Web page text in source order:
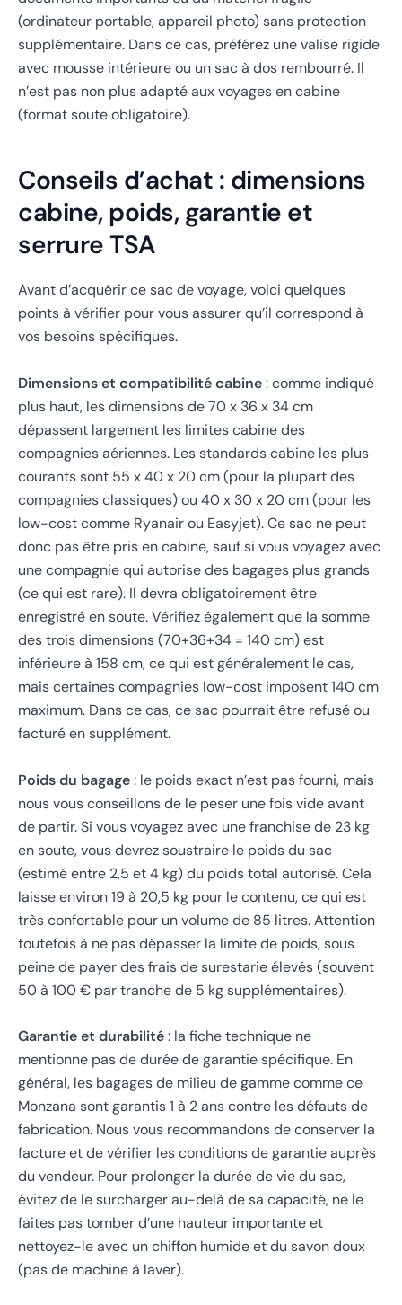
(ordinateur portable, appareil photo) sans protection
supplémentaire. Dans ce cas, préférez une valise rigide
avec mousse intérieure ou un sac à dos rembourré. Il
n’est pas non plus adapté aux voyages en cabine
(format soute obligatoire).
Conseils d’achat : dimensions
cabine, poids, garantie et
serrure TSA
Avant d’acquérir ce sac de voyage, voici quelques
points à vérifier pour vous assurer qu’il correspond à
vos besoins spécifiques.
Dimensions et compatibilité cabine: comme indiqué
plus haut, les dimensions de 70 x 36 x 34 cm
dépassent largement les limites cabine des
compagnies aériennes. Les standards cabine les plus
courants sont 55 x 40 x 20 cm (pour la plupart des
compagnies classiques) ou 40 x 30 x 20 cm (pour les
low-cost comme Ryanair ou Easyjet). Ce sac ne peut
donc pas être pris en cabine, sauf si vous voyagez avec
une compagnie qui autorise des bagages plus grands
(ce qui est rare). Il devra obligatoirement être
enregistré en soute. Vérifiez également que la somme
des trois dimensions (70+36+34 = 140 cm) est
inférieure à 158 cm, ce qui est généralement le cas,
mais certaines compagnies low-cost imposent 140 cm
maximum. Dans ce cas, ce sac pourrait être refusé ou
facturé en supplément.
Poids du bagage: le poids exact n’est pas fourni, mais
nous vous conseillons de le peser une fois vide avant
de partir. Si vous voyagez avec une franchise de 23 kg
en soute, vous devrez soustraire le poids du sac
(estimé entre 2,5 et 4 kg) du poids total autorisé. Cela
laisse environ 19 à 20,5 kg pour le contenu, ce qui est
très confortable pour un volume de 85 litres. Attention
toutefois à ne pas dépasser la limite de poids, sous
peine de payer des frais de surestarie élevés (souvent
50 à 100 € par tranche de 5 kg supplémentaires).
Garantie et durabilité: la fiche technique ne
mentionne pas de durée de garantie spécifique. En
général, les bagages de milieu de gamme comme ce
Monzana sont garantis 1 à 2 ans contre les défauts de
fabrication. Nous vous recommandons de conserver la
facture et de vérifier les conditions de garantie auprès
du vendeur. Pour prolonger la durée de vie du sac,
évitez de le surcharger au-delà de sa capacité, ne le
faites pas tomber d’une hauteur importante et
nettoyez-le avec un chiffon humide et du savon doux
(pas de machine à laver).